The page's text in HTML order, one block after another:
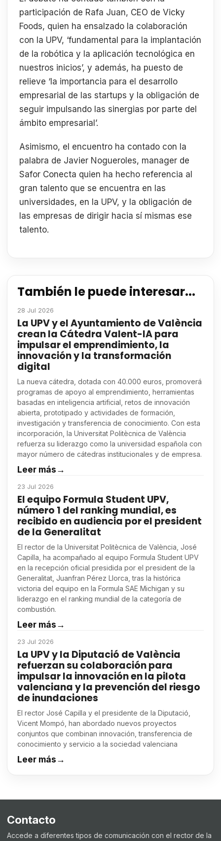
participación de Rafa Juan, CEO de Vicky
Foods, quien ha ensalzado la colaboración
con la UPV, ‘fundamental para la implantación
de la robótica y la aplicación tecnológica en
nuestros inicios’, y además, ha puesto de
relieve ‘la importancia para el desarrollo
empresarial de las startups y la obligación de
seguir impulsando las sinergias por parte del
ámbito empresarial’.
Asimismo, el encuentro ha contado con la
palabra de Javier Nogueroles, manager de
Safor Conecta quien ha hecho referencia al
gran talento que se encuentra en las
universidades, en la UPV, y la obligación de
las empresas de dirigir hacia sí mismas ese
talento.
También le puede interesar...
28 Jul 2026
La UPV y el Ayuntamiento de València
crean la Cátedra Valent-IA para
impulsar el emprendimiento, la
innovación y la transformación
digital
La nueva cátedra, dotada con 40.000 euros, promoverá
programas de apoyo al emprendimiento, herramientas
basadas en inteligencia artificial, retos de innovación
abierta, prototipado y actividades de formación,
investigación y transferencia de conocimiento. Con esta
incorporación, la Universitat Politècnica de València
refuerza su liderazgo como la universidad española con
mayor número de cátedras institucionales y de empresa.
Leer más→
23 Jul 2026
El equipo Formula Student UPV,
número 1 del ranking mundial, es
recibido en audiencia por el president
de la Generalitat
El rector de la Universitat Politècnica de València, José
Capilla, ha acompañado al equipo Formula Student UPV
en la recepción oficial presidida por el president de la
Generalitat, Juanfran Pérez Llorca, tras la histórica
victoria del equipo en la Formula SAE Michigan y su
liderazgo en el ranking mundial de la categoría de
combustión.
Leer más→
23 Jul 2026
La UPV y la Diputació de València
refuerzan su colaboración para
impulsar la innovación en la pilota
valenciana y la prevención del riesgo
de inundaciones
El rector José Capilla y el presidente de la Diputació,
Vicent Mompó, han abordado nuevos proyectos
conjuntos que combinan innovación, transferencia de
conocimiento y servicio a la sociedad valenciana
Leer más→
Contacto
Accede a diferentes tipos de comunicación con el rector de la